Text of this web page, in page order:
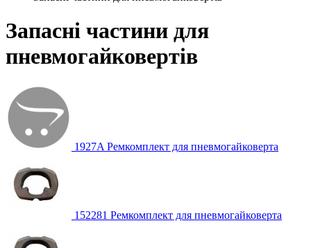
Запасні частини для
пневмогайковертів
1927A Ремкомплект для пневмогайковерта
152281 Ремкомплект для пневмогайковерта